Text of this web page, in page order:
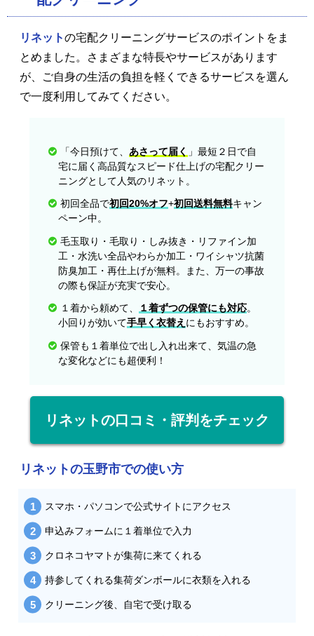
リネットの宅配クリーニングサービスのポイントをま
とめました。さまざまな特長やサービスがあります
が、ご自身の生活の負担を軽くできるサービスを選ん
で一度利用してみてください。
「今日預けて、 あさって届く 」最短２日で自
宅に届く高品質なスピード仕上げの宅配クリー
ニングとして人気のリネット。
初回全品で初回20%オフ+初回送料無料キャン
ペーン中。
毛玉取り・毛取り・しみ抜き・リファイン加
工・水洗い全品やわらか加工・ワイシャツ抗菌
防臭加工・再仕上げが無料。また、万一の事故
の際も保証が充実で安心。
１着から頼めて、 １着ずつの保管にも対応。
小回りが効いて手早く衣替え にもおすすめ。
保管も１着単位で出し入れ出来て、気温の急
な変化などにも超便利！
リネットの口コミ・評判をチェック
リネットの玉野市での使い方
スマホ・パソコンで公式サイトにアクセス
申込みフォームに１着単位で入力
クロネコヤマトが集荷に来てくれる
持参してくれる集荷ダンボールに衣類を入れる
クリーニング後、自宅で受け取る